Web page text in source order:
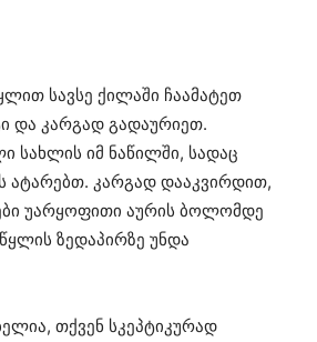
სავსე ქილაში ჩაამატეთ
და კარგად გადაურიეთ.
სახლის იმ ნაწილში, სადაც
კარგად დააკვირდით,
უარყოფითი აურის ბოლომდე
ზედაპირზე უნდა
თქვენ სკეპტიკურად